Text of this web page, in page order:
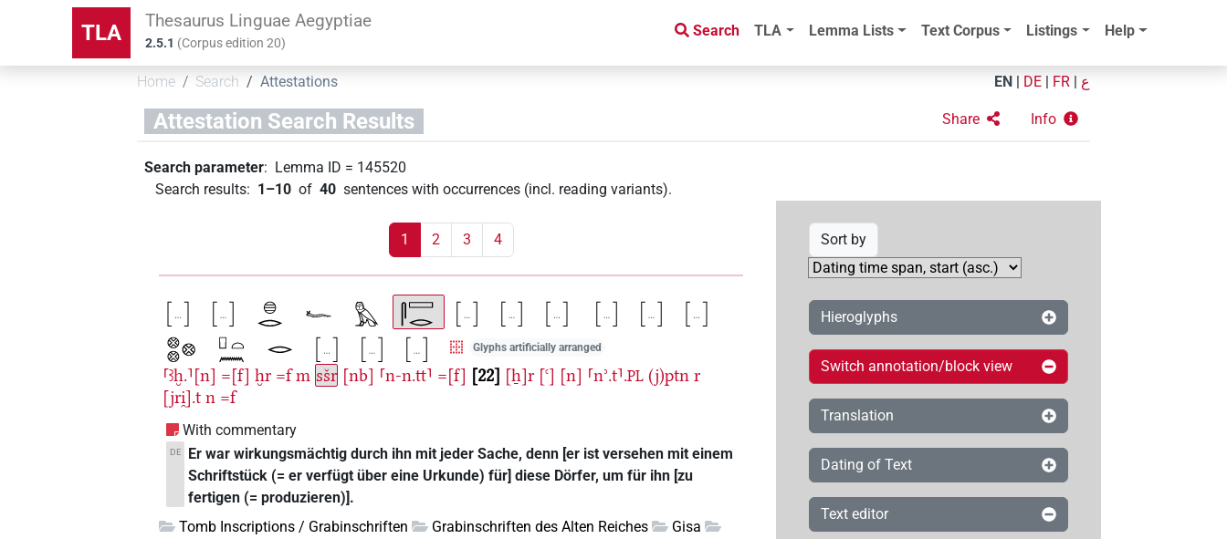
TLA Thesaurus Linguae Aegyptiae
2.5.1 (Corpus edition20)
Search TLA Lemma Lists Text Corpus Listings Help
Home Search Attestations EN DE FR ع
Attestation Search Results Share Info
Search parameter: Lemma ID = 145520
Search results: 1–10 of 40 sentences with occurrences (incl. reading variants).
1 2 3 4
Glyphs artificially arranged
⸢ꜣḫ.⸣[n] =[f] ḫr =f m sšr [nb] ⸢n-n.tt⸣ =[f] 22 [ẖ]r [ꜥ] [n] ⸢nʾ.t⸣.PL (j)ptn r
[jri̯].t n =f
With commentary
DE
Er war wirkungsmächtig durch ihn mit jeder Sache, denn [er ist versehen mit einem
Schriftstück (= er verfügt über eine Urkunde) für] diese Dörfer, um für ihn [zu
fertigen (= produzieren)].
Tomb Inscriptions / Grabinschriften
Grabinschriften des Alten Reiches
Gisa
Sort by
Hieroglyphs
Switch annotation/block view
Translation
Dating of Text
Text editor